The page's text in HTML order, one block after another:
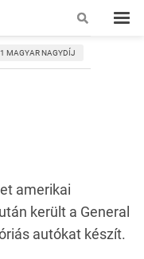
MAGYAR NAGYDÍJ
amerikai
került a General
autókat készít.